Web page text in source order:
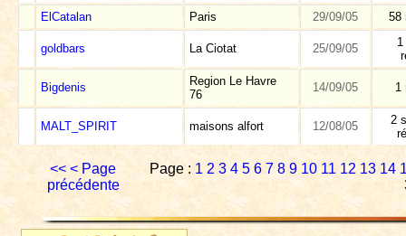
ElCatalan
Paris 29/09/05 58
goldbars La Ciotat 25/09/05
Bigdenis
Region Le Havre
76
14/09/05 1
MALT_SPIRIT maisons alfort 12/08/05
2
<< < Page
précédente
Page : 1 2 3 4 5 6 7 8 9 10 11 12 13 14